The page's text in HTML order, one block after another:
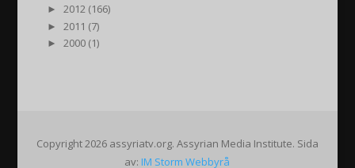
►
2012 (166)
►
2011 (7)
►
2000 (1)
Copyright 2026 assyriatv.org. Assyrian Media Institute. Sida
av: IM Storm Webbyrå